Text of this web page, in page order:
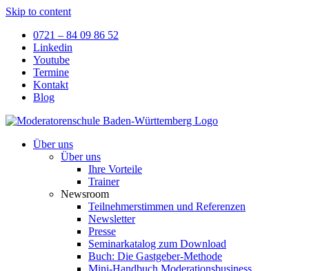
Skip to content
0721 – 84 09 86 52
Linkedin
Youtube
Termine
Kontakt
Blog
Über uns
Über uns
Ihre Vorteile
Trainer
Newsroom
Teilnehmerstimmen und Referenzen
Newsletter
Presse
Seminarkatalog zum Download
Buch: Die Gastgeber-Methode
Mini-Handbuch Moderationsbusiness